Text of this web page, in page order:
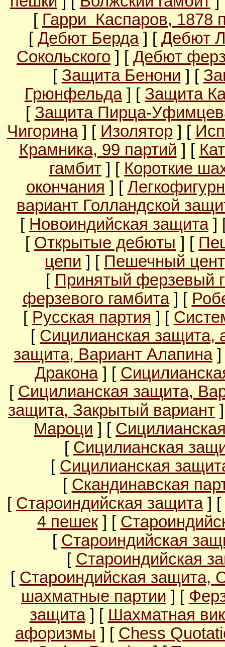
[ Гарри Каспаров, 1878
[ Дебют Берда] [ Дебют
Сокольского ] [ Дебют
[ Защита Бенони ] [
Грюнфельда] [ Защита
[ Защита Пирца-
Чигорина] [ Изолятор ] [
Крамника, 99 партий ] [
гамбит ] [ Короткие
окончания ] [
вариант Голландской
[ Новоиндийская защита]
[ Открытые дебюты ] [
цепи ] [ Пешечный
[ Принятый ферзевый
ферзевого гамбита] [
[ Русская партия ] [
[ Сицилианская защита,
защита, Вариант Алапина]
Дракона] [
[ Сицилианская защита,
защита, Закрытый вариант
Мароци ] [
[ Сицилианская
[ Сицилианская
[ Скандинавская
[ Староиндийская защита] [
4 пешек] [
[ Староиндийская
[ Староиндийская
[ Староиндийская защита,
шахматные партии ] [
защита] [ Шахматная
афоризмы ] [ Chess